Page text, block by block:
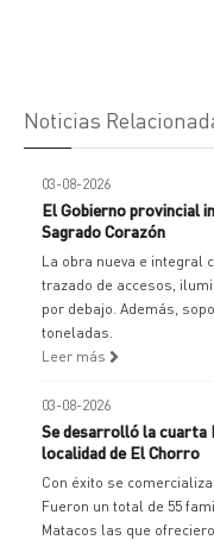
Noticias
03-08-2026
El Gobierno provincial
Sagrado Corazón
La obra nueva e integral
trazado de accesos,
por debajo. Además,
toneladas.
Leer más
03-08-2026
Se desarrolló la cuarta
localidad de El Chorro
Con éxito se
Fueron un total de 55
Matacos las que